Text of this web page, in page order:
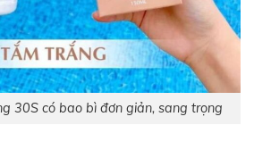
30S có bao bì đơn giản, sang trọng